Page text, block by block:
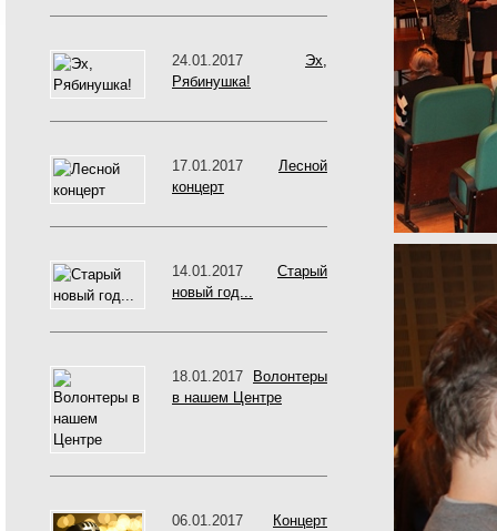
24.01.2017 Эх,
Рябинушка!
17.01.2017 Лесной
концерт
14.01.2017 Старый
новый год...
18.01.2017 Волонтеры
в нашем Центре
06.01.2017 Концерт